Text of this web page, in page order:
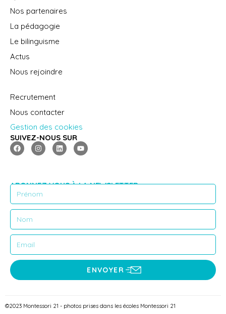
Nos partenaires
La pédagogie
Le bilinguisme
Actus
Nous rejoindre
Recrutement
Nous contacter
Gestion des cookies
SUIVEZ-NOUS SUR
ABONNEZ VOUS À LA NEWSLETTER
ENVOYER
©2023 Montessori 21 - photos prises dans les écoles Montessori 21